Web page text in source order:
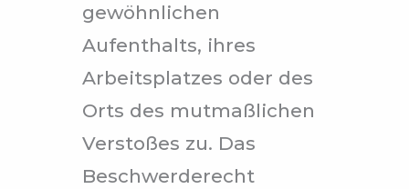
gewöhnlichen
Aufenthalts, ihres
Arbeitsplatzes oder des
Orts des mutmaßlichen
Verstoßes zu. Das
Beschwerderecht